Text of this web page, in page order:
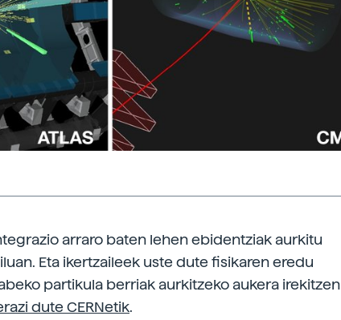
arraro baten lehen ebidentziak aurkitu
Eta ikertzaileek uste dute fisikaren eredu
partikula berriak aurkitzeko aukera irekitzen
dute CERNetik.